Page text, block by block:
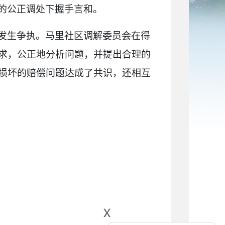
x
公正调处下握手言和。
生争执。马里社区调解委员会在得
，公正地分析问题，并提出合理的
坏的赔偿问题达成了共识，还相互